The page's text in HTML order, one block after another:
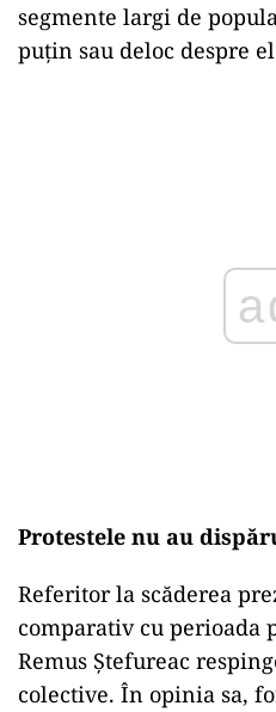
segmente largi de
puțin sau deloc despre
Protestele nu au
Referitor la scăderea
comparativ cu perioada
Remus Ștefureac
colective. În opinia sa,